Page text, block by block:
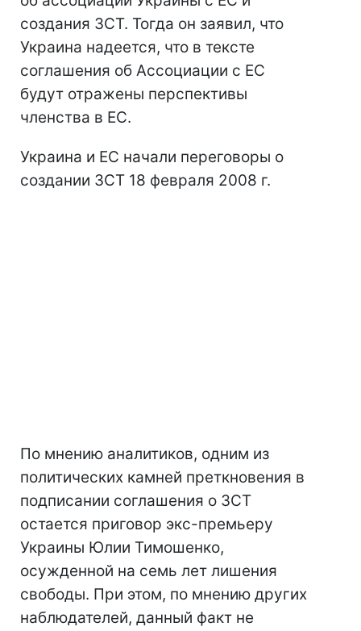
создания ЗСТ. Тогда он заявил, что
Украина надеется, что в тексте
соглашения об Ассоциации с ЕС
будут отражены перспективы
членства в ЕС.
Украина и ЕС начали переговоры о
создании ЗСТ 18 февраля 2008 г.
По мнению аналитиков, одним из
политических камней преткновения в
подписании соглашения о ЗСТ
остается приговор экс-премьеру
Украины Юлии Тимошенко,
осужденной на семь лет лишения
свободы. При этом, по мнению других
наблюдателей, данный факт не